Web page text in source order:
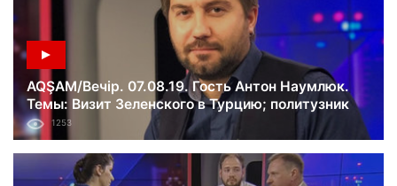
AQŞAM/Вечір. 07.08.19. Гость Антон Наумлюк.
Темы: Визит Зеленского в Турцию; политузник
Стешенко вышел на свободу; завтра судилище
над Эдемом Бекировым.
1253